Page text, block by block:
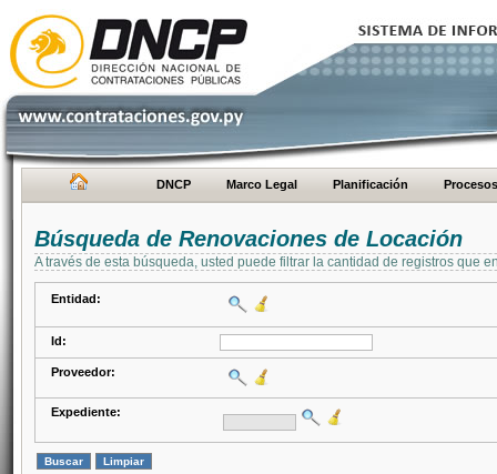
DNCP Marco Legal Planificación Procesos
Búsqueda de Renovaciones de Locación
A través de esta búsqueda, usted puede filtrar la cantidad de registros que
Entidad:
Id:
Proveedor:
Expediente: